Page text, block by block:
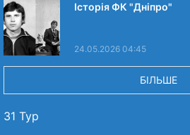
Історія ФК "Дніпро"
24.05.2026 04:45
БІЛЬШЕ
31 Тур